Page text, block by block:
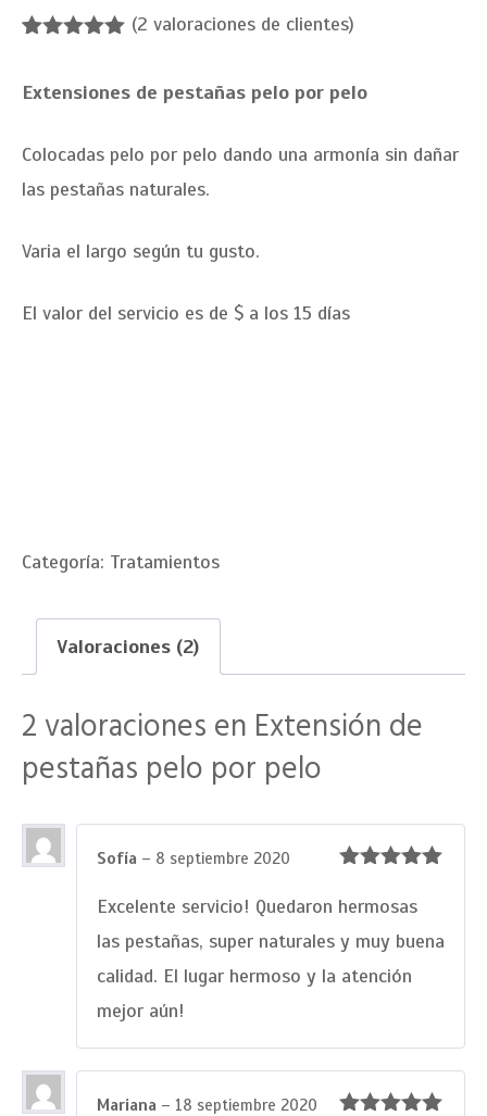
5 en base
s de
(2 valoraciones de clientes)
Extensiones de pestañas pelo por pelo
Colocadas pelo por pelo dando una armonía sin dañar
las pestañas naturales.
Varia el largo según tu gusto.
El valor del servicio es de $ a los 15 días
Categoría: Tratamientos
Valoraciones (2)
2 valoraciones en Extensión de
pestañas pelo por pelo
con5de 5
Sofía – 8 septiembre 2020
Excelente servicio! Quedaron hermosas
las pestañas, super naturales y muy buena
calidad. El lugar hermoso y la atención
mejor aún!
Mariana – 18 septiembre 2020